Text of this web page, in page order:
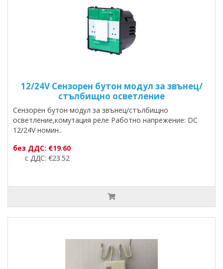
12/24V Сензорен бутон модул за звънец/
стълбищно осветление
Сензорен бутон модул за звънец/стълбищно
осветление,комутация реле Работно напрежение: DC
12/24V номин..
без ДДС: €19.60
с ДДС: €23.52